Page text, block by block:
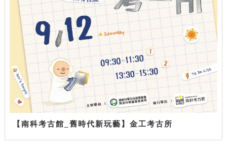
【南科考古館_舊時代新玩藝】金工考古所